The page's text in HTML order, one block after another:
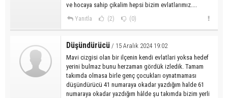
ve hocaya sahip çikalim hepsi bizim evlatlarımız....
Yanıtla (2) (0)
Düşündürücü / 15 Aralık 2024 19:02
Mavi cizgisi olan bir ilçenin kendi evlatlari yoksa hedef
yerini bulmaz bunu herzaman gördük izledik. Tamam
takımda olmasa birle genç çocukları oynatmaması
düşündürücü 41 numaraya okadar yazdığım halde 61
numaraya okadar yazdığım hâlde şu takımda bizim yerli